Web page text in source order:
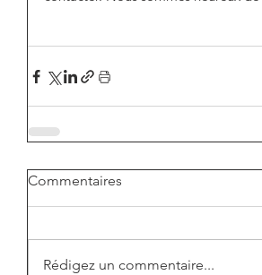
Commentaires
Rédigez un commentaire...